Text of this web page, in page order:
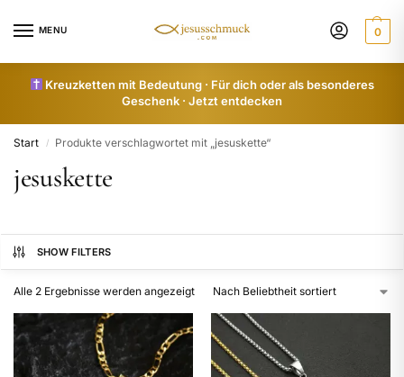
MENU 0
Kreuzketten mit Bedeutung · Für dich oder als besonderes
Geschenk · Jetzt entdecken
Start / Produkte verschlagwortet mit „jesuskette“
jesuskette
SHOW FILTERS
Alle 2 Ergebnisse werden angezeigt